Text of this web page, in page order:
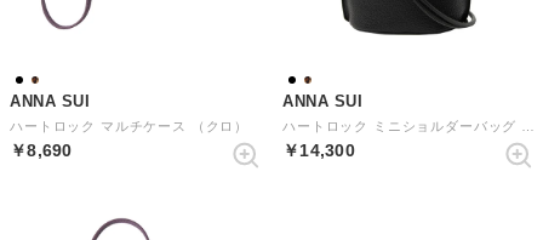
ANNA SUI
ハートロック マルチケース （クロ）
￥8,690
ANNA SUI
￥14,300